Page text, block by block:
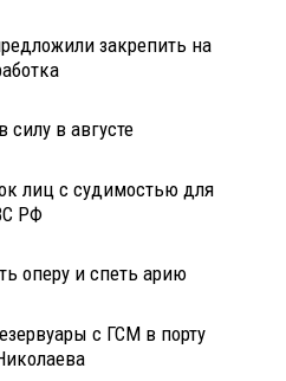
закрепить на
в августе
лиц с судимостью для
РФ
оперу и спеть арию
с ГСМ в порту